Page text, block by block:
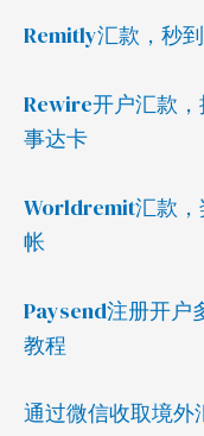
Remitly汇款，秒
Rewire开户汇款
事达卡
Worldremit汇款，
帐
Paysend注册开户
教程
通过微信收取境